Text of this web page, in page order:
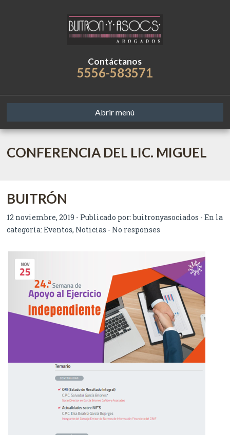
Contáctanos
5556-583571
Abrir menú
CONFERENCIA DEL LIC. MIGUEL
BUITRÓN
12 noviembre, 2019 - Publicado por:buitronyasociados - En la
categoría:Eventos, Noticias - No responses